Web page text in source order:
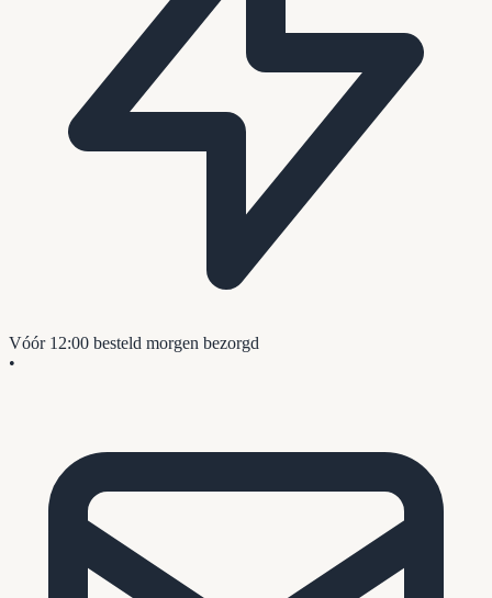
Vóór 12:00 besteld morgen bezorgd
•